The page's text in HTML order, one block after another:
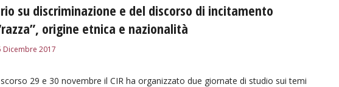
su discriminazione e del discorso di incitamento
origine etnica e nazionalità
Dicembre 2017
29 e 30 novembre il CIR ha organizzato due giornate di studio sui temi